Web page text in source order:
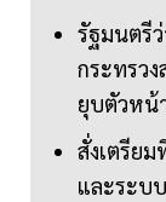
รัฐมนตรี
กระทรว
ยุบตัวหน้
สั่งเตรีย
และระบ